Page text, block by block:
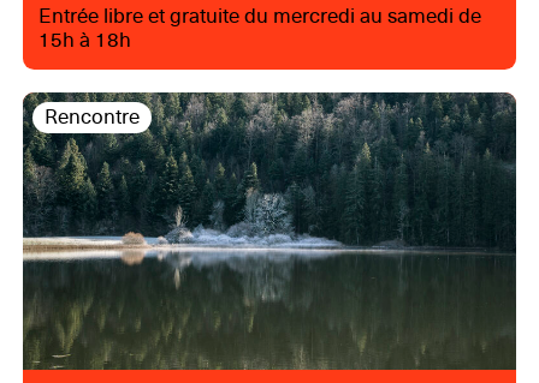
Entrée libre et gratuite du mercredi au samedi de
15h à 18h
Rencontre